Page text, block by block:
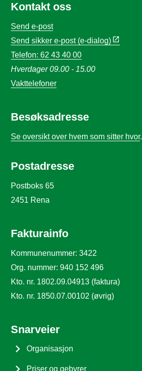
Kontakt oss
Send e-post
Send sikker e-post (e-dialog)
Telefon: 62 43 40 00
Hverdager 09.00 - 15.00
Vakttelefoner
Besøksadresse
Se oversikt over hvem som sitter hvor.
Postadresse
Postboks 65
2451 Rena
Fakturainfo
Kommunenummer: 3422
Org. nummer: 940 152 496
Kto. nr. 1802.09.04913 (faktura)
Kto. nr. 1850.07.00102 (øvrig)
Snarveier
Organisasjon
Priser og gebyrer